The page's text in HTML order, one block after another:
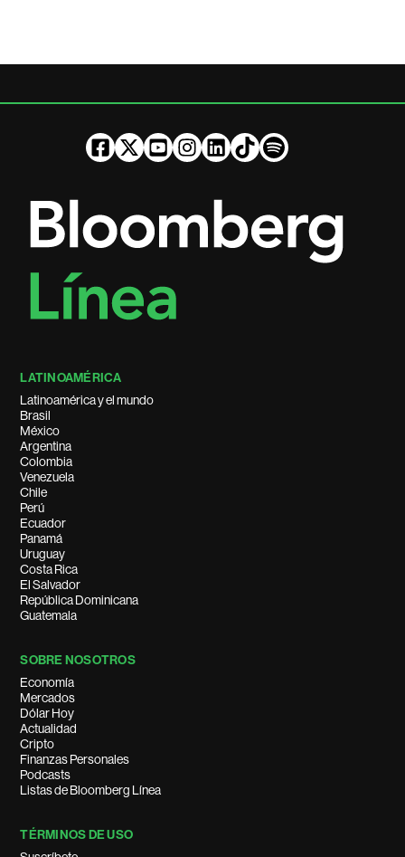
LATINOAMÉRICA
Latinoamérica y el mundo
Brasil
México
Argentina
Colombia
Venezuela
Chile
Perú
Ecuador
Panamá
Uruguay
Costa Rica
El Salvador
República Dominicana
Guatemala
SOBRE NOSOTROS
Economía
Mercados
Dólar Hoy
Actualidad
Cripto
Finanzas Personales
Podcasts
Listas de Bloomberg Línea
TÉRMINOS DE USO